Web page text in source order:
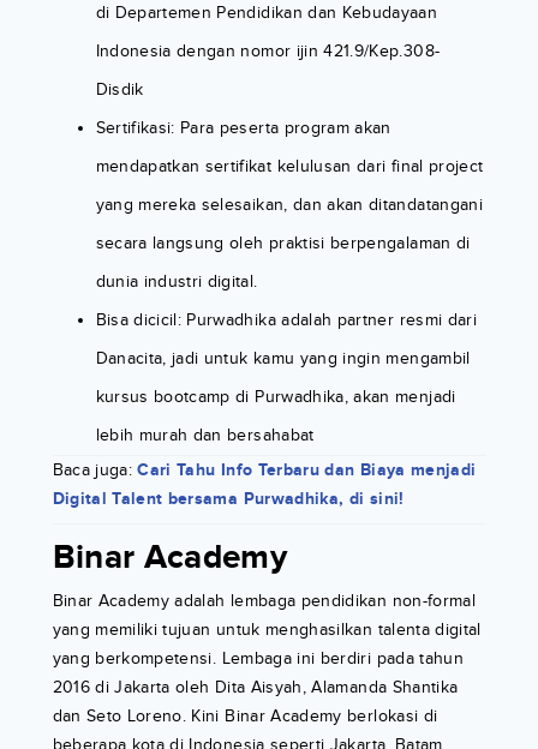
di Departemen Pendidikan dan Kebudayaan
Indonesia dengan nomor ijin 421.9/Kep.308-
Disdik
Sertifikasi: Para peserta program akan
mendapatkan sertifikat kelulusan dari final project
yang mereka selesaikan, dan akan ditandatangani
secara langsung oleh praktisi berpengalaman di
dunia industri digital.
Bisa dicicil: Purwadhika adalah partner resmi dari
Danacita, jadi untuk kamu yang ingin mengambil
kursus bootcamp di Purwadhika, akan menjadi
lebih murah dan bersahabat
Baca juga:Cari Tahu Info Terbaru dan Biaya menjadi
Digital Talent bersama Purwadhika, di sini!
Binar Academy
Binar Academy adalah lembaga pendidikan non-formal
yang memiliki tujuan untuk menghasilkan talenta digital
yang berkompetensi. Lembaga ini berdiri pada tahun
2016 di Jakarta oleh Dita Aisyah, Alamanda Shantika
dan Seto Loreno. Kini Binar Academy berlokasi di
beberapa kota di Indonesia seperti Jakarta, Batam,